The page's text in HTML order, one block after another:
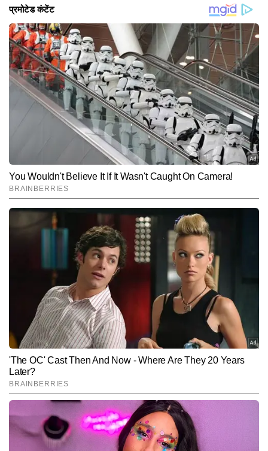
सकते हैं। हालांकि, अभी तक इसकी आधिकारिक पुष्टि नहीं हुई है।
जूनियर एनटीआर आखिरी बार फिल्म वॉर 2 में नजर आए थे, जिसमें
उनके साथ ऋतिक रोशन और कियारा आडवाणी भी थे। इस मूवी को
लोगों ने कुछ खास रिस्पॉन्स नहीं दिया था।
Hindi NewsEntertainmentSouth-Movies
कुमार सरस AUTHOR
कुमार सरस टाइम्स नाउ नवभारत डिजिटल में एंटरटेनमेंट राइटर के रूप में कार्यरत
हैं। उनकी लेखन शैली सरल, स्पष्ट और रोचक है, जो पाठकों को तुरंत जोड़ लेती
है। कुमार सरस को बॉलीवुड, टीवी और OTT की ट्रेंडिंग खबरों पर काम करने में
खास रुचि है। अब तक उन्होंने 2,500 से अधिक आर्टिकल्स लिखे हैं, जिनमें ब्रेकिंग
न्यूज़, एक्सक्लूसिव अपडेट्स और एंटरटेनमेंट फीचर्स शामिल हैं।
Follow Us:
Subscribe to our daily Newsletter!